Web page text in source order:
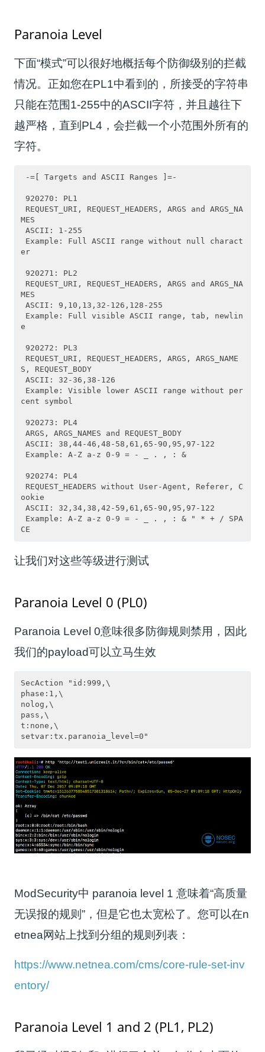
Paranoia Level
下面“模式”可以很好地概括每个防御级别的拦截
情况。正如您在PL1中看到的，所接受的字符串
只能在范围1-255中的ASCII字符，并且越往下
越严格，直到PL4，会拦截一个小范围外所有的
字符。
-=[ Targets and ASCII Ranges ]=-
920270: PL1
REQUEST_URI, REQUEST_HEADERS, ARGS and ARGS_NA
MES
ASCII: 1-255
Example: Full ASCII range without null charact
er
920271: PL2
REQUEST_URI, REQUEST_HEADERS, ARGS and ARGS_NA
MES
ASCII: 9,10,13,32-126,128-255
Example: Full visible ASCII range, tab, newlin
e
920272: PL3
REQUEST_URI, REQUEST_HEADERS, ARGS, ARGS_NAME
S, REQUEST_BODY
ASCII: 32-36,38-126
Example: Visible lower ASCII range without per
cent symbol
920273: PL4
ARGS, ARGS_NAMES and REQUEST_BODY
ASCII: 38,44-46,48-58,61,65-90,95,97-122
Example: A-Z a-z 0-9 = - _ . , : &
920274: PL4
REQUEST_HEADERS without User-Agent, Referer, C
ookie
ASCII: 32,34,38,42-59,61,65-90,95,97-122
Example: A-Z a-z 0-9 = - _ . , : & " * + / SPA
让我们对这些等级进行测试
Paranoia Level 0 (PL0)
Paranoia Level 0意味很多防御规则禁用，因此
我们的payload可以立马生效
SecAction "id:999,\
phase:1,\
nolog,\
pass,\
t:none,\
ModSecurity中 paranoia level 1 意味着“高质量
无误报的规则”，但是它也太宽松了。您可以在n
etnea网站上找到分组的规则列表：
https://www.netnea.com/cms/core-rule-set-inv
entory/
Paranoia Level 1 and 2 (PL1, PL2)